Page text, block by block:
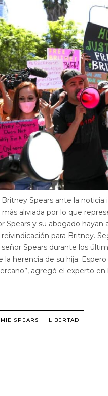
Spears ante la
aliviada por lo que
Spears y su abogado
para Britney.
Spears durante los
la herencia de su hija.
agregó el experto en
SPEARS LIBERTAD